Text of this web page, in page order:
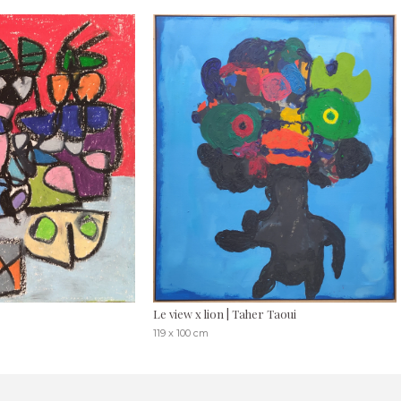
Le view x lion | Taher Taoui
119 x 100 cm